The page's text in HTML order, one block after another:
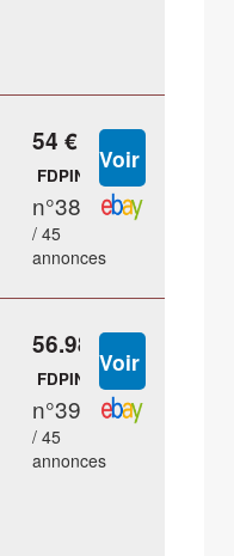
54 €
FDPIN
n°38
/ 45
annonces
56.98 €
FDPIN
n°39
/ 45
annonces